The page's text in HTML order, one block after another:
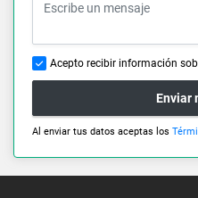
Acepto recibir información
Enviar
Al enviar tus datos aceptas los